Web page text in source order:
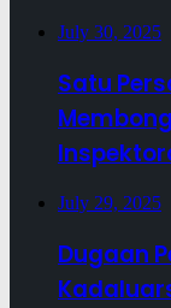
July 30, 2025
Satu
July 29, 2025
Dugaan